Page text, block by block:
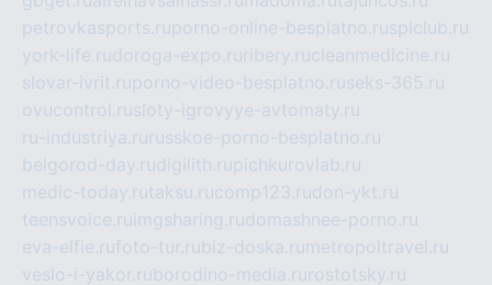
petrovkasports.ruporno-online-besplatno.rusplclub.ru
york-life.rudoroga-expo.ru ribery.rucleanmedicine.ru
slovar-ivrit.ruporno-video-besplatno.ruseks-365.ru
ovucontrol.rusloty-igrovyye-avtomaty.ru
ru-industriya.ru russkoe-porno-besplatno.ru
belgorod-day.rudigilith.rupichkurovlab.ru
medic-today.rutaksu.rucomp123.rudon-ykt.ru
teensvoice.ru imgsharing.rudomashnee-porno.ru
eva-elfie.rufoto-tur.rubiz-doska.ru metropoltravel.ru
veslo-i-yakor.ruborodino-media.ru rostotsky.ru